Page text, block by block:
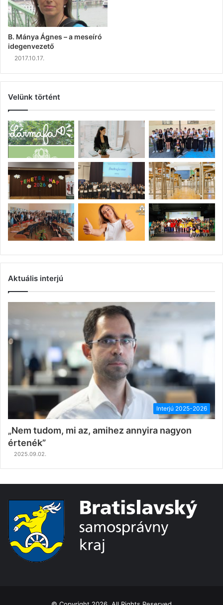
B. Mánya Ágnes – a meseíró
idegenvezető
2017.10.17.
Velünk történt
Aktuális interjú
Interjú 2025-2026
„Nem tudom, mi az, amihez annyira nagyon
értenék”
2025.09.02.